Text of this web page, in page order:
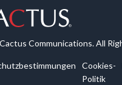
Communications. All
Cookies-
Politik